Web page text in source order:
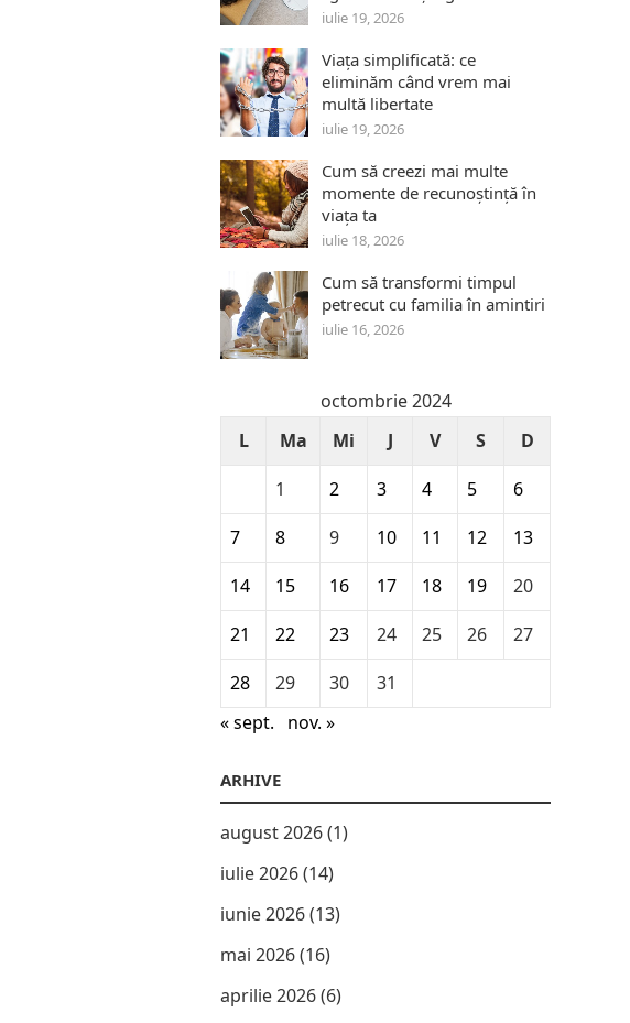
iulie 19, 2026
Viața simplificată: ce
eliminăm când vrem mai
multă libertate
iulie 19, 2026
Cum să creezi mai multe
momente de recunoștință în
viața ta
iulie 18, 2026
Cum să transformi timpul
petrecut cu familia în amintiri
iulie 16, 2026
octombrie 2024
L
Ma Mi J V S
D
1
2 3 4 5
6
7
8 9 10 11 12
13
14
15 16 17 18 19
20
21
22 23 24 25 26
27
28
29 30
31
« sept.
nov. »
ARHIVE
august 2026(1)
iulie 2026(14)
iunie 2026(13)
mai 2026(16)
aprilie 2026(6)